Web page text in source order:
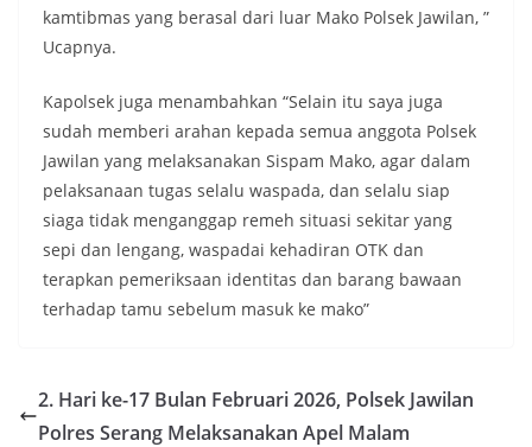
kamtibmas yang berasal dari luar Mako Polsek Jawilan, ”
Ucapnya.
Kapolsek juga menambahkan “Selain itu saya juga
sudah memberi arahan kepada semua anggota Polsek
Jawilan yang melaksanakan Sispam Mako, agar dalam
pelaksanaan tugas selalu waspada, dan selalu siap
siaga tidak menganggap remeh situasi sekitar yang
sepi dan lengang, waspadai kehadiran OTK dan
terapkan pemeriksaan identitas dan barang bawaan
terhadap tamu sebelum masuk ke mako”
2. Hari ke-17 Bulan Februari 2026, Polsek Jawilan
Polres Serang Melaksanakan Apel Malam